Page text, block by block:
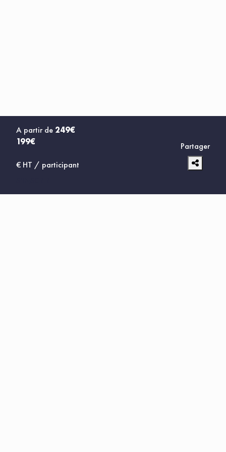
A partir de 249€
199€
€ HT / participant
Partager